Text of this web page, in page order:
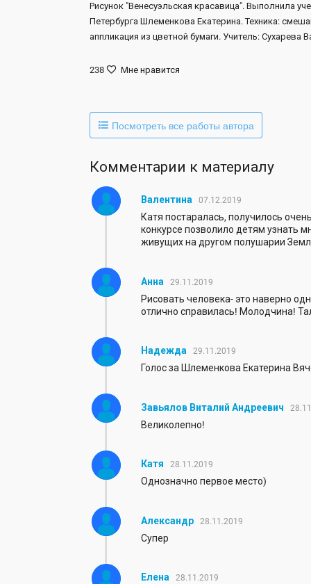
Рисунок "Венесуэльская красавица". Выполнила
Петербурга Шлеменкова Екатерина. Техника:
аппликация из цветной бумаги. Учитель: Сухарева
238 Мне нравится
Посмотреть все работы автора
Комментарии к материалу
Валентина 07.12.2019
Катя постаралась, получилось
конкурсе позволило детям узнать
живущих на другом полушарии
Анна 29.11.2019
Рисовать человека- это наверно
отлично справилась! Молодчина!
Надежда 29.11.2019
Голос за Шлеменкова Екатерина
Завьялов Виталий Андреевич
Великолепно!
Катя 28.11.2019
Однозначно первое место)
Александр 28.11.2019
Супер
Елена 28.11.2019